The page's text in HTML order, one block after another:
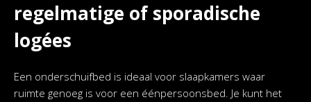
regelmatige of sporadische
logées
Een onderschuifbed is ideaal voor slaapkamers waar
ruimte genoeg is voor een éénpersoonsbed. Je kunt het